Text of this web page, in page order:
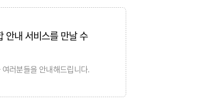
내 서비스를 만날 수
러분들을 안내해드립니다.